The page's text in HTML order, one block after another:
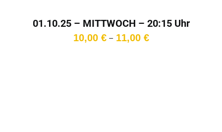
01.10.25 – MITTWOCH – 20:15 Uhr
10,00 € – 11,00 €Preisspanne: